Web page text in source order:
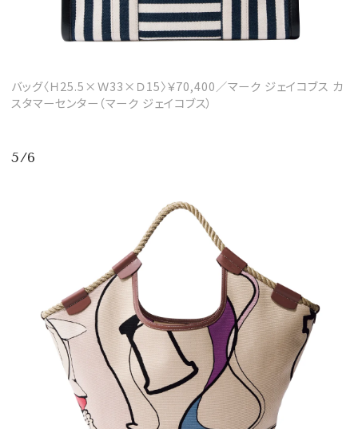
バッグ〈Ｈ25.5×Ｗ33×Ｄ15〉￥70,400／マーク ジェイコブス カ
スタマーセンター（マーク ジェイコブス）
5/6